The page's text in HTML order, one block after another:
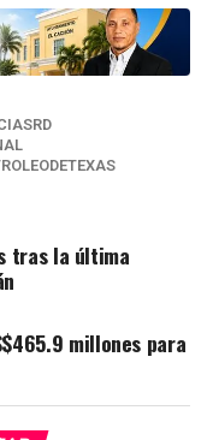
tras la última
millones para